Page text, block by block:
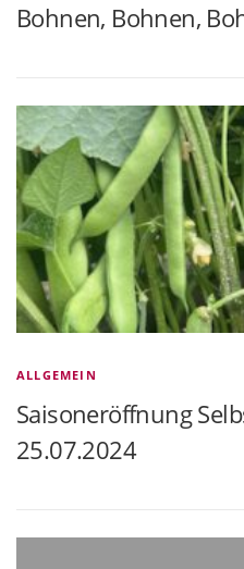
Bohnen, Bohnen,
ALLGEMEIN
Saisoneröffnung
25.07.2024